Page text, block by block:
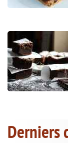
Derniers